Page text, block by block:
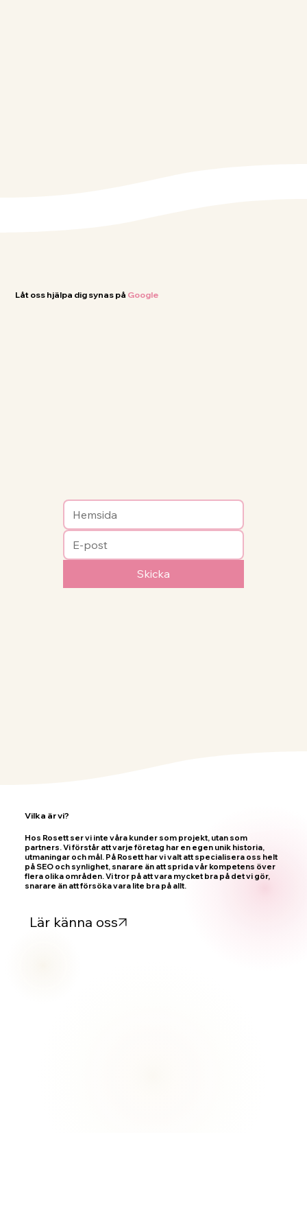
Låt oss hjälpa dig synas på Google
Skicka
Vilka är vi?
Hos Rosett ser vi inte våra kunder som projekt, utan som
partners. Vi förstår att varje företag har en egen unik historia,
utmaningar och mål. På Rosett har vi valt att specialisera oss helt
på SEO och synlighet, snarare än att sprida vår kompetens över
flera olika områden. Vi tror på att vara mycket bra på det vi gör,
snarare än att försöka vara lite bra på allt.
Lär känna oss